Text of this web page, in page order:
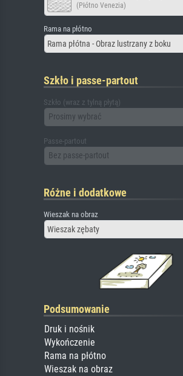
(Płótno Venezia)
Rama na płótno
Rama płótna - Obraz lustrzany z boku
Szkło i passe-partout
Szkło (wraz z tylną płytą)
Prosimy wybrać
Passe-partout
Bez passe-partout
Różne i dodatkowe
Wieszak na obraz
Wieszak zębaty
Podsumowanie
Druk i nośnik
Wykończenie
Rama na płótno
Wieszak na obraz